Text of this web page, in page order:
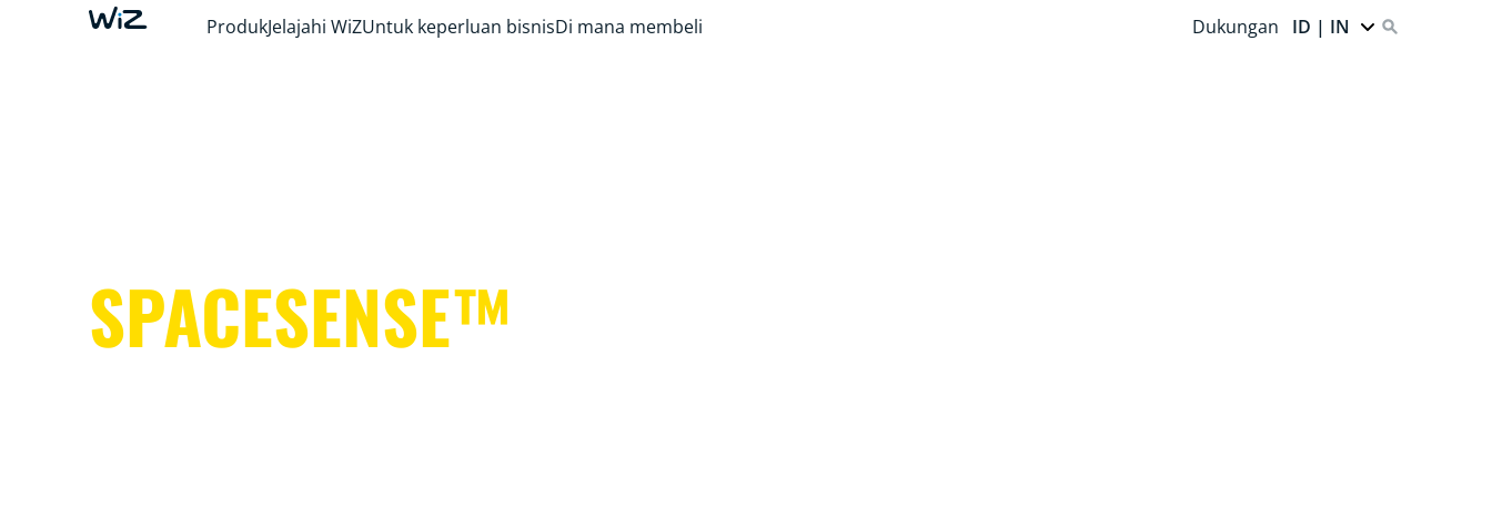
ProdukJelajahi WiZUntuk keperluan bisnisDi mana membeli Dukungan ID | IN
SPACESENSE™